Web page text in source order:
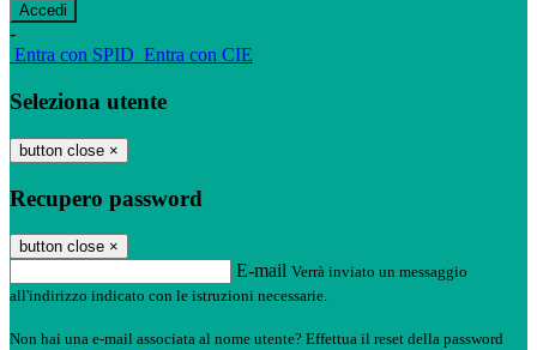
-
Entra con SPID Entra con CIE
Seleziona utente
button close ×
Recupero password
button close ×
E-mail Verrà inviato un messaggio
all'indirizzo indicato con le istruzioni necessarie.
Non hai una e-mail associata al nome utente? Effettua il reset della password